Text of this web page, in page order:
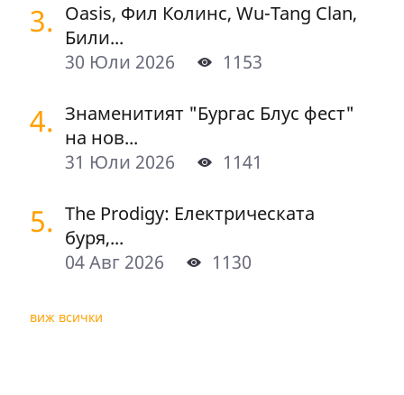
3. Oasis, Фил Колинс, Wu-Tang Clan,
Били...
30 Юли 2026
1153
4. Знаменитият "Бургас Блус фест"
на нов...
31 Юли 2026
1141
5. The Prodigy: Електрическата
буря,...
04 Авг 2026
1130
виж всички